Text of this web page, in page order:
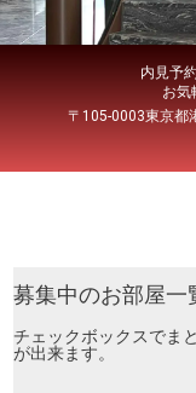
内見予
お気
〒105-0003東京都
募集中のお部屋一
チェックボックスでま
が出来ます。